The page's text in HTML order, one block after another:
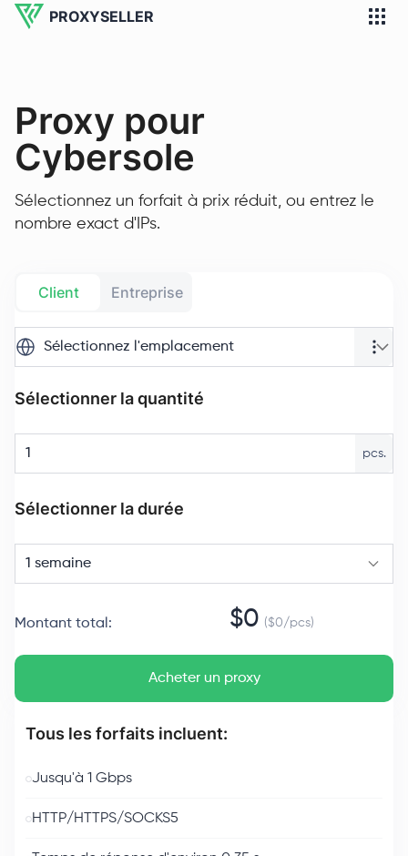
PROXYSELLER
Proxy pour
Cybersole
Sélectionnez un forfait à prix réduit, ou entrez le
nombre exact d'IPs.
Client Entreprise
Sélectionnez l'emplacement
Sélectionner la quantité
pcs.
Sélectionner la durée
1 semaine
Montant total : $0 ($0/pcs)
Acheter un proxy
Tous les forfaits incluent:
Jusqu'à 1 Gbps
HTTP/HTTPS/SOCKS5